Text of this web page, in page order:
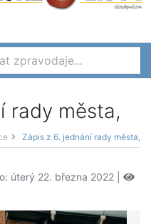
rady města,
Zápis z 6. jednání rady města,
úterý 22. března 2022 |